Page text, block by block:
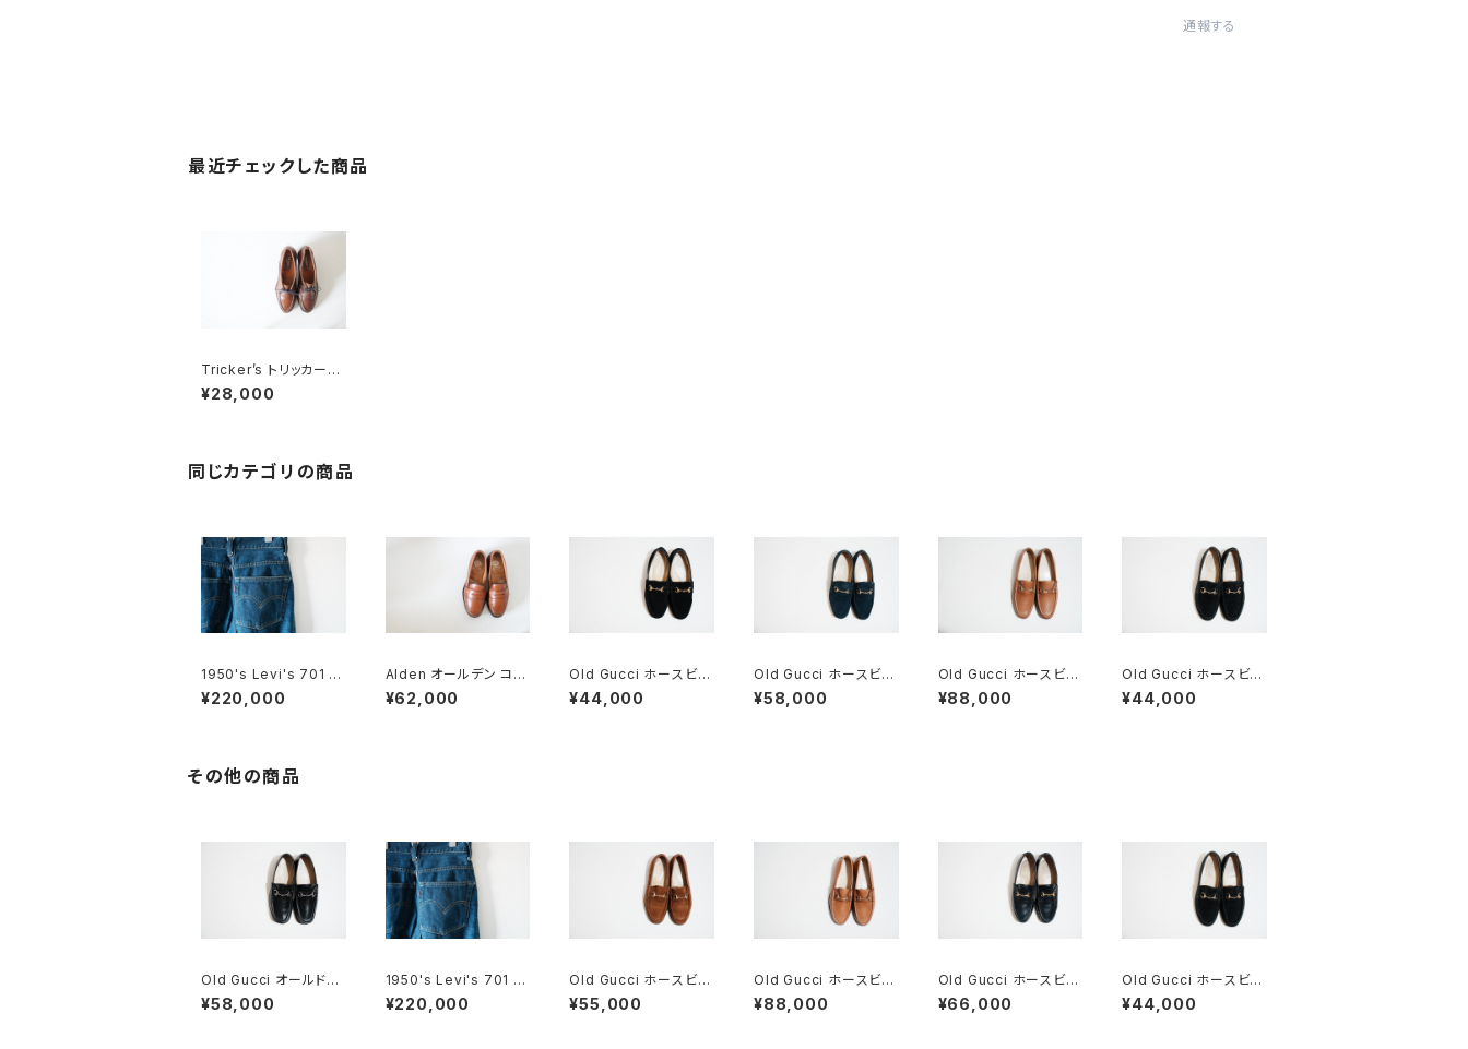
通報する
最近チェックした商品
Tricker’s トリッカーズ
ヒールパンプス 5
¥28,000
同じカテゴリの商品
1950's Levi's 701 ビ
ッグE 24×30
¥220,000
Alden オールデン コイ
ンローファー #985 6E
旧ロゴ
¥62,000
Old Gucci ホースビッ
トローファー 6.5B スエ
ードBK
¥44,000
Old Gucci ホースビッ
トローファー 36C Nav
y Suede
¥58,000
Old Gucci ホースビッ
トローファー 38.5C ta
n ほぼDeadstock
¥88,000
Old Gucci ホースビッ
トローファー 37C BK
Suede
¥44,000
その他の商品
Old Gucci オールドグ
ッチ ホースビットローフ
ァー 40 E Black
¥58,000
1950's Levi's 701 ビ
ッグE 24×30
¥220,000
Old Gucci ホースビッ
トローファー 36C Bro
wn Suede
¥55,000
Old Gucci ホースビッ
トローファー 5.5B Tan
DEADSTOCK
¥88,000
Old Gucci ホースビッ
トローファー 36C NV
¥66,000
Old Gucci ホースビッ
トローファー 37C BK
Suede
¥44,000